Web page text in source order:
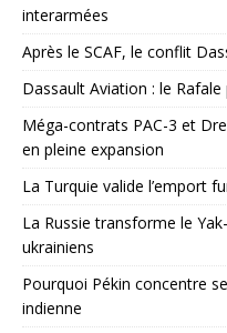
interarmées
Après le SCAF, le conflit
Dassault Aviation : le
Méga-contrats PAC-3 et
en pleine expansion
La Turquie valide l’emport
La Russie transforme le
ukrainiens
Pourquoi Pékin concentre
indienne